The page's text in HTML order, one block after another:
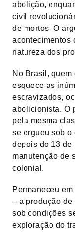
abolição,
civil
de mortos. O
acontecimentos
natureza dos
No Brasil,
esquece as
escravizados,
abolicionista. O
pela mesma
se ergueu sob o
depois do 13 de
manutenção de
colonial.
Permaneceu
– a produção de
sob condições
exploração do